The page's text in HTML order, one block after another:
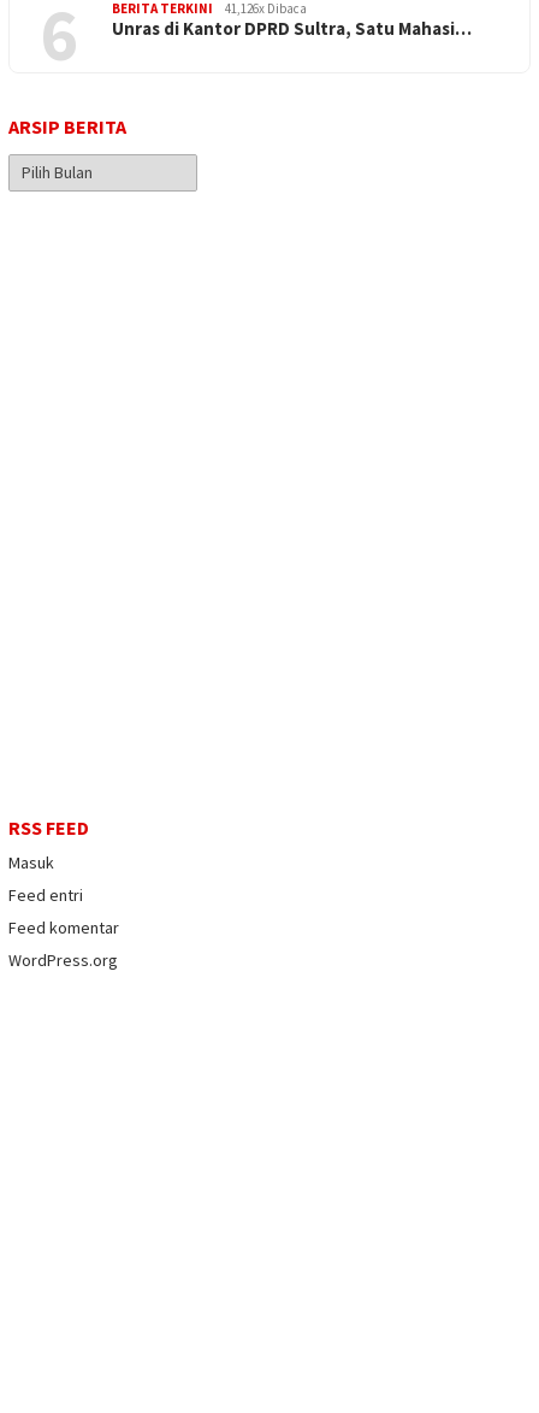
6 BERITA TERKINI 41,126x Dibaca
Unras di Kantor DPRD Sultra, Satu Mahasi…
ARSIP BERITA
Arsip
Berita
RSS FEED
Masuk
Feed entri
Feed komentar
WordPress.org